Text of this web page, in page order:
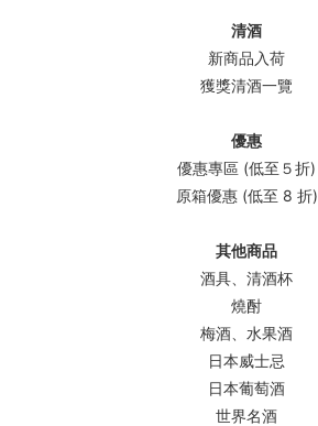
清酒
新商品入荷
獲獎清酒一覽
優惠
優惠專區 (低至５折)
原箱優惠 (低至 8 折)
其他商品
酒具、清酒杯
燒酎
梅酒、水果酒
日本威士忌
日本葡萄酒
世界名酒